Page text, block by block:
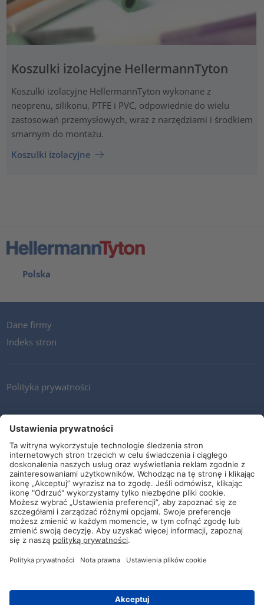
Koszulki izolacyjne HellermannTyton
Koszulki izolacyjne HellermannTyton wykonane z
neoprenu, silikonu, PTFE i PVC, odpowiednie do wielu
zastosowań przemysłowych, wraz z narzędziami i środkiem
smarnym do montażu.
Koszulki izolacyjne
Polska
Dane firmy
Indeks stron
Polityka prywatności
Kontakt
Newsletter
Ogólne warunki i dostawy
Wytyczne i zobowiązania
Media społecznościowe